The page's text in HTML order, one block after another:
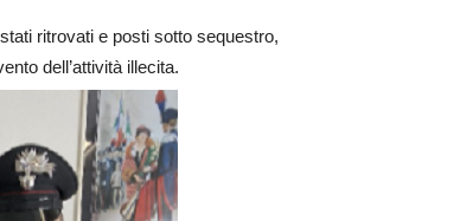
ritrovati e posti sotto sequestro,
dell’attività illecita.